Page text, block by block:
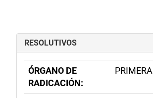
RESOLUTIVOS
ÓRGANO DE
RADICACIÓN: